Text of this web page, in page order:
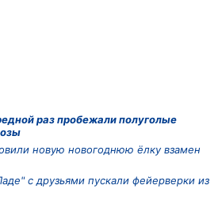
раз пробежали полуголые
новую новогоднюю ёлку взамен
с друзьями пускали фейерверки из